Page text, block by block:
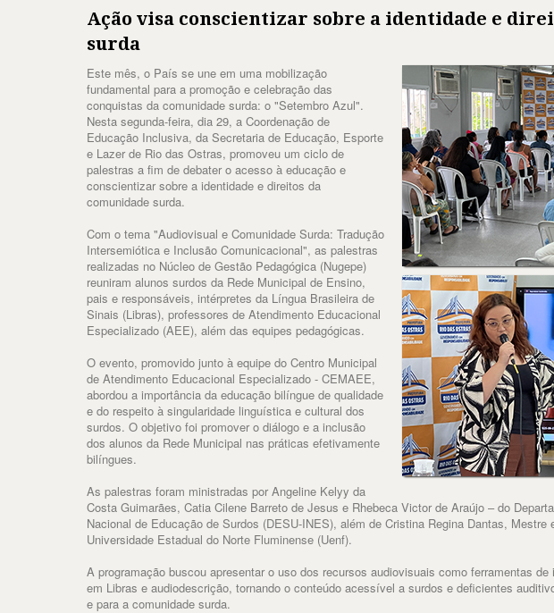
Ação visa conscientizar sobre a identidade e
surda
Este mês, o País se une em uma mobilização
fundamental para a promoção e celebração das
conquistas da comunidade surda: o "Setembro Azul".
Nesta segunda-feira, dia 29, a Coordenação de
Educação Inclusiva, da Secretaria de Educação, Esporte
e Lazer de Rio das Ostras, promoveu um ciclo de
palestras a fim de debater o acesso à educação e
conscientizar sobre a identidade e direitos da
comunidade surda.
Com o tema "Audiovisual e Comunidade Surda: Tradução
Intersemiótica e Inclusão Comunicacional", as palestras
realizadas no Núcleo de Gestão Pedagógica (Nugepe)
reuniram alunos surdos da Rede Municipal de Ensino,
pais e responsáveis, intérpretes da Língua Brasileira de
Sinais (Libras), professores de Atendimento Educacional
Especializado (AEE), além das equipes pedagógicas.
O evento, promovido junto à equipe do Centro Municipal
de Atendimento Educacional Especializado - CEMAEE,
abordou a importância da educação bilíngue de qualidade
e do respeito à singularidade linguística e cultural dos
surdos. O objetivo foi promover o diálogo e a inclusão
dos alunos da Rede Municipal nas práticas efetivamente
bilíngues.
As palestras foram ministradas por Angeline Kelyy da
Costa Guimarães, Catia Cilene Barreto de Jesus e Rhebeca Victor de Araújo – do
Nacional de Educação de Surdos (DESU-INES), além de Cristina Regina Dantas, Mestre
Universidade Estadual do Norte Fluminense (Uenf).
A programação buscou apresentar o uso dos recursos audiovisuais como ferramentas
em Libras e audiodescrição, tornando o conteúdo acessível a surdos e deficientes
e para a comunidade surda.